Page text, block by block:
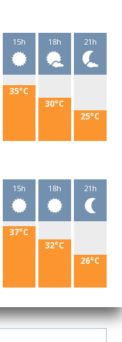
15h
35°C
18h
30°C
21h
25°C
15h
37°C
18h
32°C
21h
26°C